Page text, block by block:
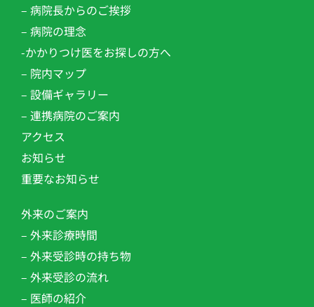
– 病院長からのご挨拶
– 病院の理念
-かかりつけ医をお探しの方へ
– 院内マップ
– 設備ギャラリー
– 連携病院のご案内
アクセス
お知らせ
重要なお知らせ
外来のご案内
– 外来診療時間
– 外来受診時の持ち物
– 外来受診の流れ
– 医師の紹介